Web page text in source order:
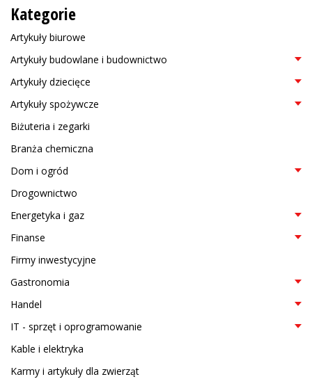
Kategorie
Artykuły biurowe
Artykuły budowlane i budownictwo
Artykuły dziecięce
Artykuły spożywcze
Biżuteria i zegarki
Branża chemiczna
Dom i ogród
Drogownictwo
Energetyka i gaz
Finanse
Firmy inwestycyjne
Gastronomia
Handel
IT - sprzęt i oprogramowanie
Kable i elektryka
Karmy i artykuły dla zwierząt